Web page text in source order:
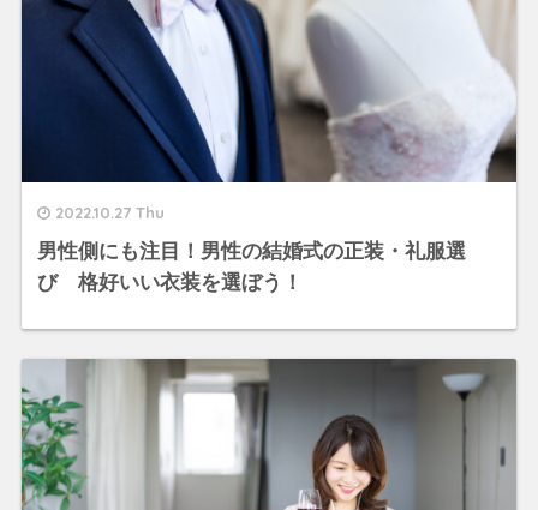
2022.10.27 Thu
男性側にも注目！男性の結婚式の正装・礼服選
び 格好いい衣装を選ぼう！